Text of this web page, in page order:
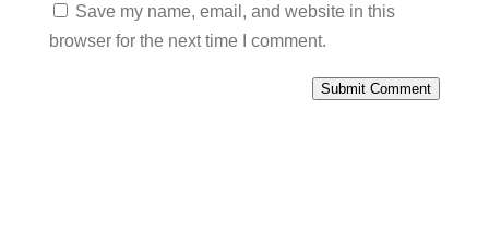
Save my name, email, and website in this
browser for the next time I comment.
Submit Comment